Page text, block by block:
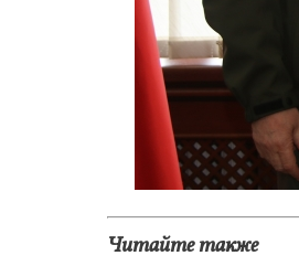
Читайте также